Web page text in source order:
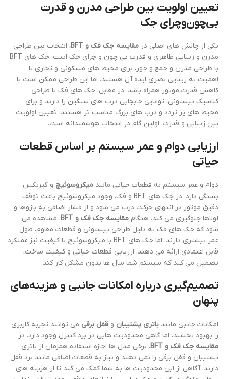
تعیین اولویت بین طراحی مدرن و قدرت
بی‌چون‌وچرای جک
یکی از چالش های اصلی در مقایسه جک فک و BFT
، انتخاب بین طراحی
مدرن و زیبایی ظاهری و قدرت بی چون و چرای جک است. جک های BFT
با طراحی مدرن و جمع و جور، برای محیط های مسکونی و تجاری با
اهمیت به زیبایی بصری ایده آل هستند. اما این طراحی ممکن است با
کاهش قدرت موتور همراه باشد. در مقابل، جک های فک با طراحی
کلاسیک پیستونی، توانایی جابجایی درب های سنگین را دارند و برای
محیط های پر تردد و درب های بزرگ مناسب تر هستند. تعیین اولویت
بین زیبایی و قدرت، اولین گام در انتخاب هوشمندانه است.
ارزیابی دوام و عمر سیستم بر اساس قطعات
حیاتی
دوام و عمر سیستم به قطعات حیاتی مانند میکروسوئیچ و گیربکس
بستگی دارد. در جک های BFT و فک، وجود میکروسوئیچ باعث توقف
دقیق موتور در انتهای حرکت درب می شود و از فشار اضافی به بازوها و
لولاها جلوگیری می کند. هنگام مقایسه جک فک و BFT
، مشاهده می
شود که جک های فک به دلیل طراحی پیستونی و قطعات مقاوم، طول
عمر بیشتری دارند، اما جک های BFT با میکروسوئیچ با کیفیت نیز عملکرد
قابل اعتمادی ارائه می دهند. ارزیابی قطعات حیاتی و کیفیت ساخت،
تضمین می کند که سیستم شما سال ها بدون مشکل کار کند.
تصمیم‌گیری درباره امکانات جانبی و هزینه‌های
پنهان
امکانات جانبی مانند باتری پشتیبان و قفل برقی می توانند تجربه کاربری
را بهبود بخشند، اما گاهی محدودیت هایی در برد کنترل وجود دارد. در
مقایسه جک فک و BFT
، برخی مدل ها اجازه استفاده همزمان از باتری
پشتیبان و قفل برقی را نمی دهند و نیاز به قطعات اضافی مانند برد قفل
دارند. آگاهی از این محدودیت ها به شما کمک می کند تا از هزینه های